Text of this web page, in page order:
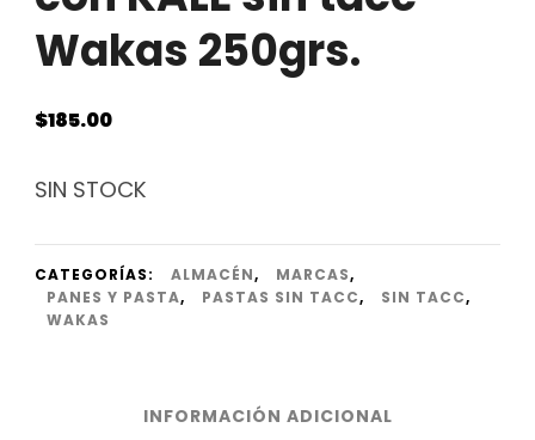
Wakas 250grs.
$185.00
SIN STOCK
CATEGORÍAS: ALMACÉN, MARCAS,
PANES Y PASTA, PASTAS SIN TACC, SIN TACC,
WAKAS
INFORMACIÓN ADICIONAL